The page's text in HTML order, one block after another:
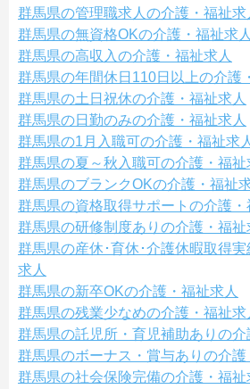
群馬県の管理職求人の介護・福祉求
群馬県の無資格OKの介護・福祉求人
群馬県の高収入の介護・福祉求人
群馬県の年間休日110日以上の介護
群馬県の土日祝休の介護・福祉求人
群馬県の日勤のみの介護・福祉求人
群馬県の1月入職可の介護・福祉求人
群馬県の夏～秋入職可の介護・福祉
群馬県のブランクOKの介護・福祉
群馬県の資格取得サポートの介護・
群馬県の研修制度ありの介護・福祉
群馬県の産休･育休･介護休暇取得
求人
群馬県の新卒OKの介護・福祉求人
群馬県の残業少なめの介護・福祉求
群馬県の託児所・育児補助ありの介
群馬県のボーナス・賞与ありの介護
群馬県の社会保険完備の介護・福祉